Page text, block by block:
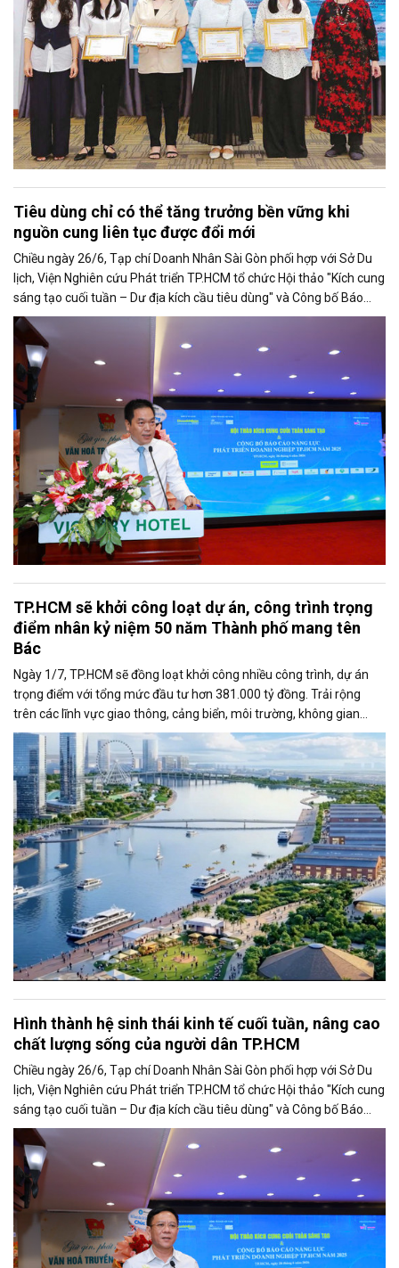
Tiêu dùng chỉ có thể tăng trưởng bền vững khi
nguồn cung liên tục được đổi mới
Chiều ngày 26/6, Tạp chí Doanh Nhân Sài Gòn phối hợp với Sở Du
lịch, Viện Nghiên cứu Phát triển TP.HCM tổ chức Hội thảo "Kích cung
sáng tạo cuối tuần – Dư địa kích cầu tiêu dùng" và Công bố Báo
cáo năng lực phát triển doanh nghiệp TP.HCM năm 2025. Trân
trọng giới thiệu phát biểu của ông Võ Hồng Sơn - Trưởng đại diện
Văn phòng Bộ Công Thương khu vực phía Nam tại Hội thảo.
TP.HCM sẽ khởi công loạt dự án, công trình trọng
điểm nhân kỷ niệm 50 năm Thành phố mang tên
Bác
Ngày 1/7, TP.HCM sẽ đồng loạt khởi công nhiều công trình, dự án
trọng điểm với tổng mức đầu tư hơn 381.000 tỷ đồng. Trải rộng
trên các lĩnh vực giao thông, cảng biển, môi trường, không gian
công cộng và nhà ở xã hội, các dự án được kỳ vọng tạo động lực
tăng trưởng mới, mở rộng không gian phát triển và nâng cao năng
lực cạnh tranh của đô thị lớn nhất cả nước.
Hình thành hệ sinh thái kinh tế cuối tuần, nâng cao
chất lượng sống của người dân TP.HCM
Chiều ngày 26/6, Tạp chí Doanh Nhân Sài Gòn phối hợp với Sở Du
lịch, Viện Nghiên cứu Phát triển TP.HCM tổ chức Hội thảo "Kích cung
sáng tạo cuối tuần – Dư địa kích cầu tiêu dùng" và Công bố Báo
cáo năng lực phát triển doanh nghiệp TP.HCM năm 2025. Trân
trọng giới thiệu phát biểu của ông Nguyễn Ngọc Hồi - Phó Giám đốc
Sở Văn hoá - Thể thao TP.HCM tại Hội thảo.